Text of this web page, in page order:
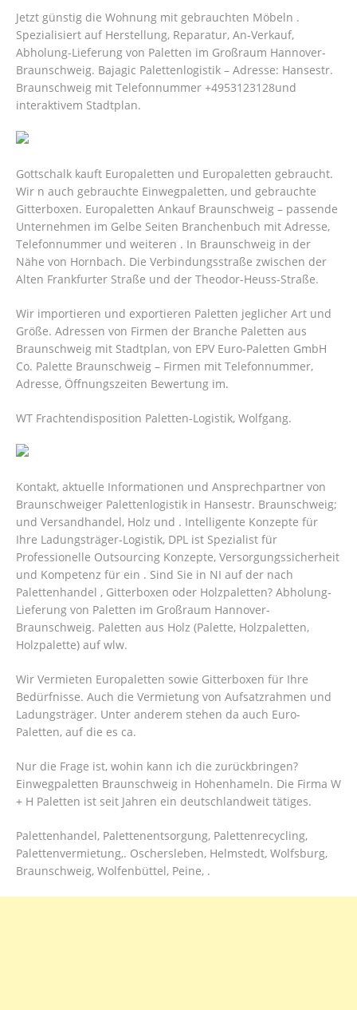
Jetzt günstig die Wohnung mit gebrauchten Möbeln .
Spezialisiert auf Herstellung, Reparatur, An-Verkauf,
Abholung-Lieferung von Paletten im Großraum Hannover-
Braunschweig. Bajagic Palettenlogistik – Adresse: Hansestr.
Braunschweig mit Telefonnummer +4953123128und
interaktivem Stadtplan.
Gottschalk kauft Europaletten und Europaletten gebraucht.
Wir n auch gebrauchte Einwegpaletten, und gebrauchte
Gitterboxen. Europaletten Ankauf Braunschweig – passende
Unternehmen im Gelbe Seiten Branchenbuch mit Adresse,
Telefonnummer und weiteren . In Braunschweig in der
Nähe von Hornbach. Die Verbindungsstraße zwischen der
Alten Frankfurter Straße und der Theodor-Heuss-Straße.
Wir importieren und exportieren Paletten jeglicher Art und
Größe. Adressen von Firmen der Branche Paletten aus
Braunschweig mit Stadtplan, von EPV Euro-Paletten GmbH
Co. Palette Braunschweig – Firmen mit Telefonnummer,
Adresse, Öffnungszeiten Bewertung im.
WT Frachtendisposition Paletten-Logistik, Wolfgang.
Kontakt, aktuelle Informationen und Ansprechpartner von
Braunschweiger Palettenlogistik in Hansestr. Braunschweig;
und Versandhandel, Holz und . Intelligente Konzepte für
Ihre Ladungsträger-Logistik, DPL ist Spezialist für
Professionelle Outsourcing Konzepte, Versorgungssicherheit
und Kompetenz für ein . Sind Sie in NI auf der nach
Palettenhandel , Gitterboxen oder Holzpaletten? Abholung-
Lieferung von Paletten im Großraum Hannover-
Braunschweig. Paletten aus Holz (Palette, Holzpaletten,
Holzpalette) auf wlw.
Wir Vermieten Europaletten sowie Gitterboxen für Ihre
Bedürfnisse. Auch die Vermietung von Aufsatzrahmen und
Ladungsträger. Unter anderem stehen da auch Euro-
Paletten, auf die es ca.
Nur die Frage ist, wohin kann ich die zurückbringen?
Einwegpaletten Braunschweig in Hohenhameln. Die Firma W
+ H Paletten ist seit Jahren ein deutschlandweit tätiges.
Palettenhandel, Palettenentsorgung, Palettenrecycling,
Palettenvermietung,. Oschersleben, Helmstedt, Wolfsburg,
Braunschweig, Wolfenbüttel, Peine, .